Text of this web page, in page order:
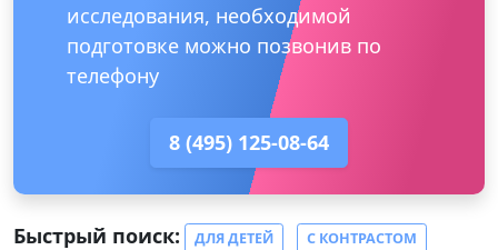
исследования, необходимой
подготовке можно позвонив по
телефону
8 (495) 125-08-64
Быстрый поиск: ДЛЯ ДЕТЕЙ
С КОНТРАСТОМ